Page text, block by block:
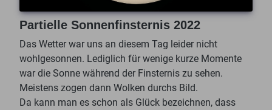
Partielle Sonnenfinsternis 2022
Das Wetter war uns an diesem Tag leider nicht
wohlgesonnen. Lediglich für wenige kurze Momente
war die Sonne während der Finsternis zu sehen.
Meistens zogen dann Wolken durchs Bild.
Da kann man es schon als Glück bezeichnen, dass